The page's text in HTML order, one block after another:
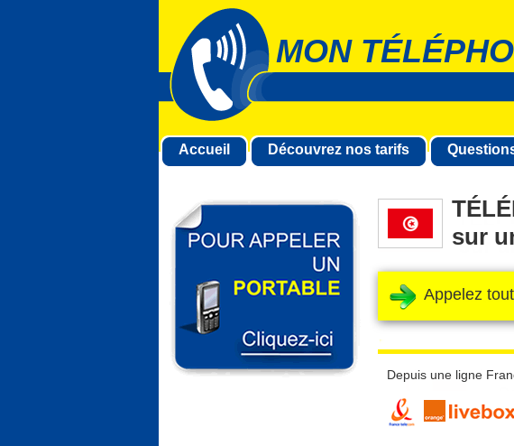
MON
Accueil Découvrez nos tarifs
sur
Appelez
Depuis une ligne